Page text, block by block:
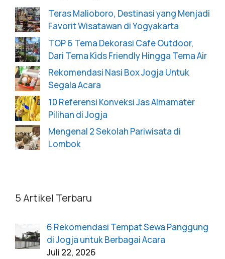
Teras Malioboro, Destinasi yang Menjadi
Favorit Wisatawan di Yogyakarta
TOP 6 Tema Dekorasi Cafe Outdoor,
Dari Tema Kids Friendly Hingga Tema Air
Rekomendasi Nasi Box Jogja Untuk
Segala Acara
10 Referensi Konveksi Jas Almamater
Pilihan di Jogja
Mengenal 2 Sekolah Pariwisata di
Lombok
5 Artikel Terbaru
6 Rekomendasi Tempat Sewa Panggung
di Jogja untuk Berbagai Acara
Juli 22, 2026